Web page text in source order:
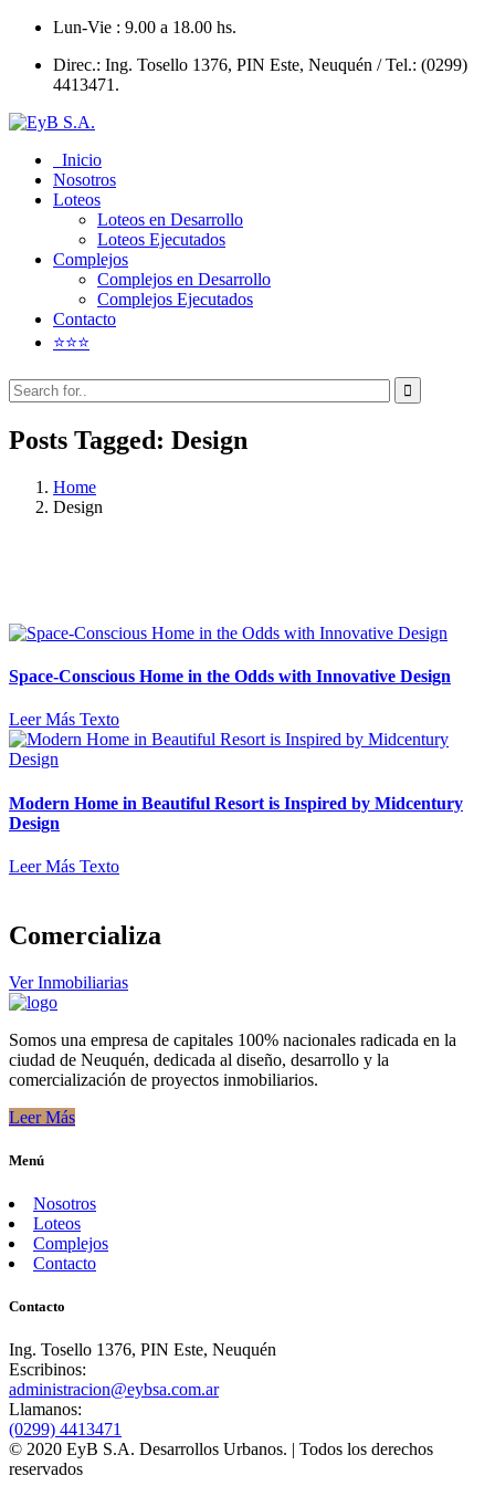
Lun-Vie : 9.00 a 18.00 hs.
Direc.: Ing. Tosello 1376, PIN Este, Neuquén / Tel.: (0299)
4413471.
Inicio
Nosotros
Loteos
Loteos en Desarrollo
Loteos Ejecutados
Complejos
Complejos en Desarrollo
Complejos Ejecutados
Contacto
⭐⭐⭐
Search
for...
Posts Tagged: Design
Home
Design
Space-Conscious Home in the Odds with Innovative Design
Leer Más Texto
Modern Home in Beautiful Resort is Inspired by Midcentury
Design
Leer Más Texto
Comercializa
Ver Inmobiliarias
Somos una empresa de capitales 100% nacionales radicada en la
ciudad de Neuquén, dedicada al diseño, desarrollo y la
comercialización de proyectos inmobiliarios.
Leer Más
Menú
Nosotros
Loteos
Complejos
Contacto
Contacto
Ing. Tosello 1376, PIN Este, Neuquén
Escribinos:
administracion@eybsa.com.ar
Llamanos:
(0299) 4413471
© 2020 EyB S.A. Desarrollos Urbanos. | Todos los derechos
reservados